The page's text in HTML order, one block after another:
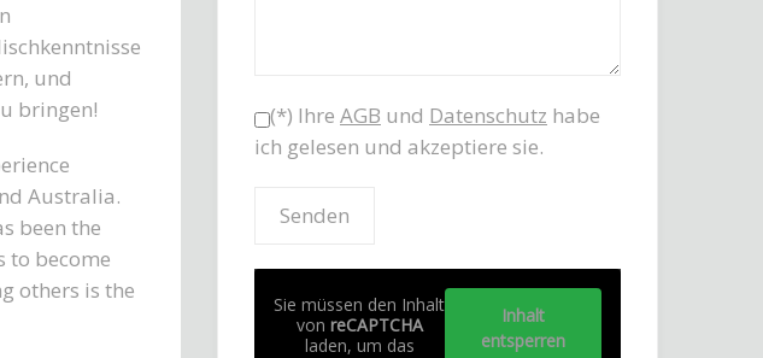
und
bringen!
Australia.
been the
to become
others is the
(*) Ihre AGB und Datenschutz habe
ich gelesen und akzeptiere sie.
Sie müssen den Inhalt
von reCAPTCHA
laden, um das
Inhalt
entsperren